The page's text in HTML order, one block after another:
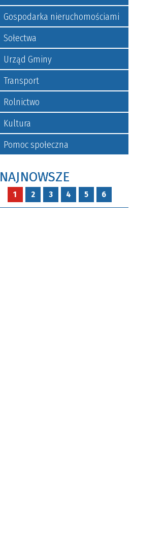
Gospodarka nieruchomościami
Sołectwa
Urząd Gminy
Transport
Rolnictwo
Kultura
Pomoc społeczna
NAJNOWSZE
1 2 3 4 5 6